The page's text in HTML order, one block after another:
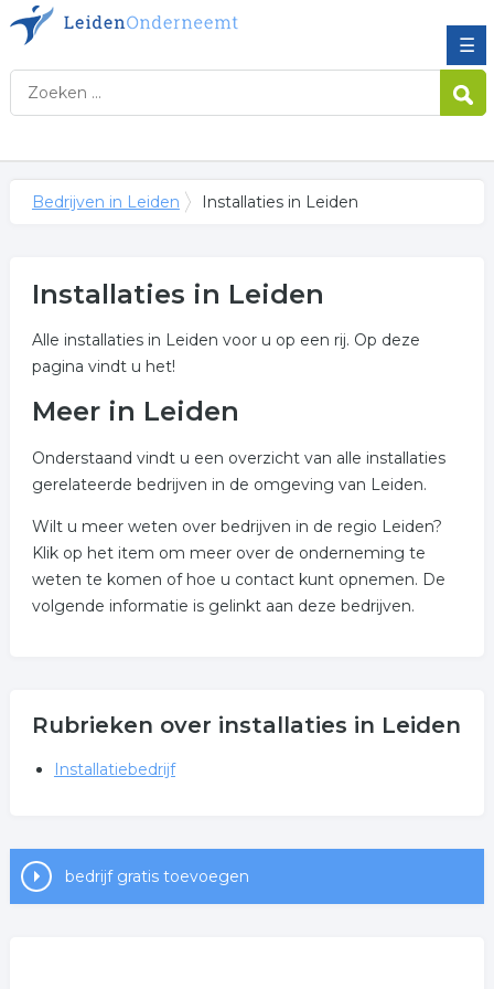
☰
Bedrijven in Leiden Installaties in Leiden
Installaties in Leiden
Alle installaties in Leiden voor u op een rij. Op deze
pagina vindt u het!
Meer in Leiden
Onderstaand vindt u een overzicht van alle installaties
gerelateerde bedrijven in de omgeving van Leiden.
Wilt u meer weten over bedrijven in de regio Leiden?
Klik op het item om meer over de onderneming te
weten te komen of hoe u contact kunt opnemen. De
volgende informatie is gelinkt aan deze bedrijven.
Rubrieken over installaties in Leiden
Installatiebedrijf
bedrijf gratis toevoegen